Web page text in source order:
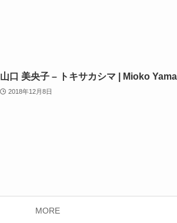
山口 美央子 – トキサカシマ | Mioko
2018年12月8日
MORE